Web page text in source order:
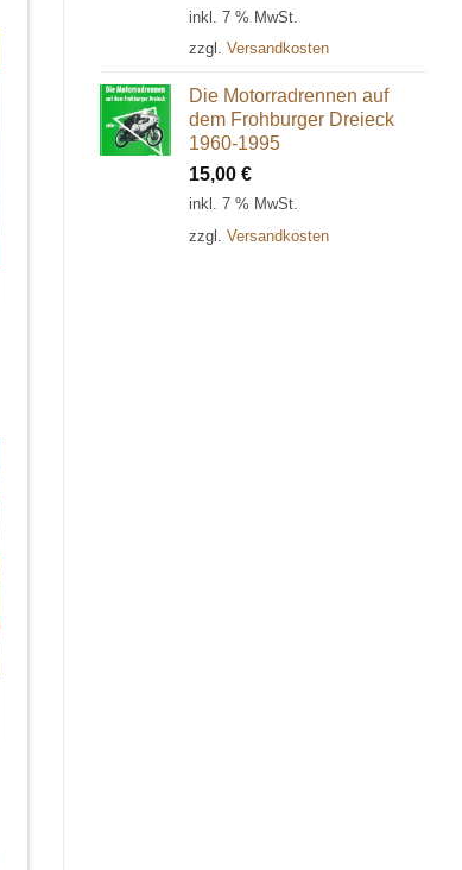
inkl. 7 % MwSt.
zzgl. Versandkosten
Die Motorradrennen auf
dem Frohburger Dreieck
1960-1995
15,00 €
inkl. 7 % MwSt.
zzgl. Versandkosten